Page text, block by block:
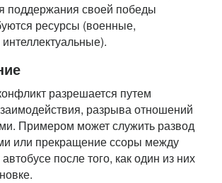
поддержания своей победы
ресурсы (военные,
разрешается путем
разрыва отношений
Примером может служить развод
или прекращение ссоры между
после того, как один из них